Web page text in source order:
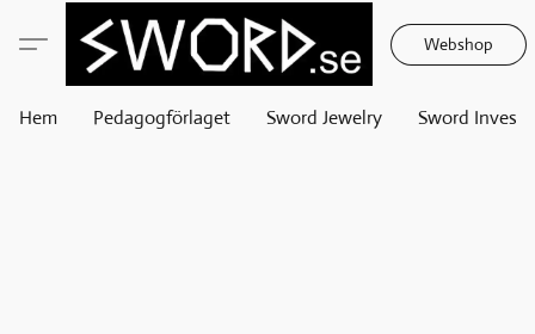
Webshop
Hem Pedagogförlaget Sword Jewelry Sword Invest